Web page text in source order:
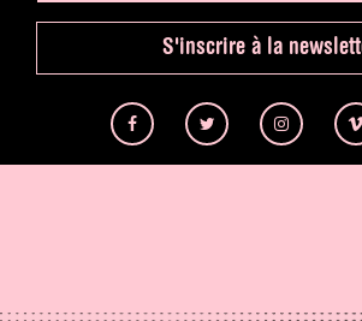
S'inscrire à la